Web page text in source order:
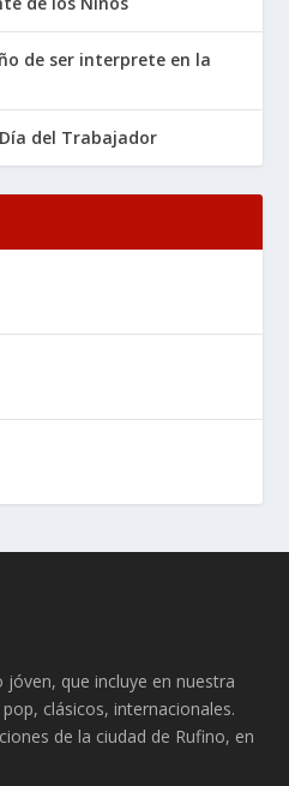
de ser interprete en la
del Trabajador
que incluye en nuestra
clásicos, internacionales.
de la ciudad de Rufino, en